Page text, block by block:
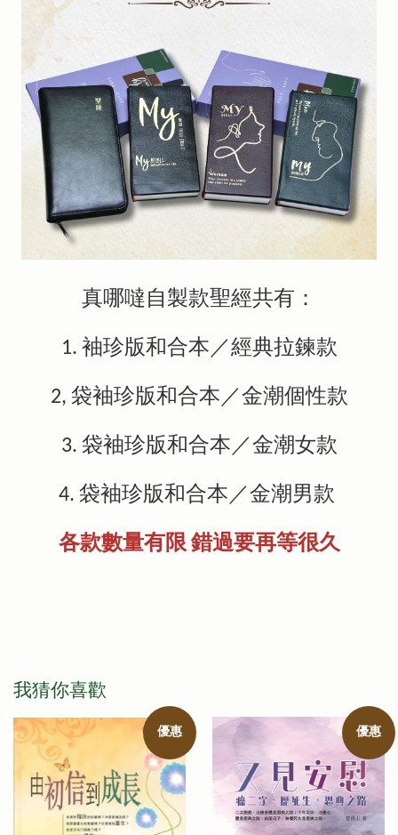
真哪噠自製款聖經共有：
1. 袖珍版和合本／經典拉鍊款
2, 袋袖珍版和合本／金潮個性款
3. 袋袖珍版和合本／金潮女款
4. 袋袖珍版和合本／金潮男款
各款數量有限 錯過要再等很久
我猜你喜歡
優惠 優惠